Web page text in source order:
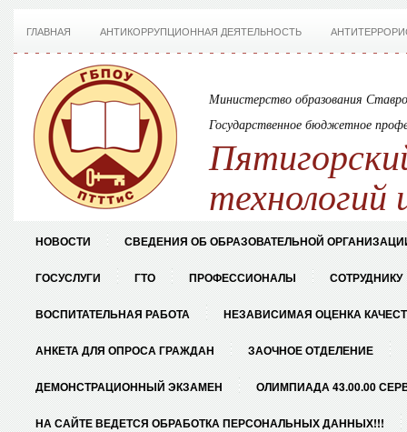
ГЛАВНАЯ АНТИКОРРУПЦИОННАЯ ДЕЯТЕЛЬНОСТЬ
Министерство образования
Государственное бюджетное
технологий
НОВОСТИ СВЕДЕНИЯ ОБ ОБРАЗОВАТЕЛЬНОЙ
ГОСУСЛУГИ ГТО ПРОФЕССИОНАЛЫ СОТРУДНИКУ
ВОСПИТАТЕЛЬНАЯ РАБОТА НЕЗАВИСИМАЯ ОЦЕНКА
АНКЕТА ДЛЯ ОПРОСА ГРАЖДАН ЗАОЧНОЕ ОТДЕЛЕНИЕ
ДЕМОНСТРАЦИОННЫЙ ЭКЗАМЕН ОЛИМПИАДА 43.00.00
НА САЙТЕ ВЕДЕТСЯ ОБРАБОТКА ПЕРСОНАЛЬНЫХ ДАННЫХ!!!